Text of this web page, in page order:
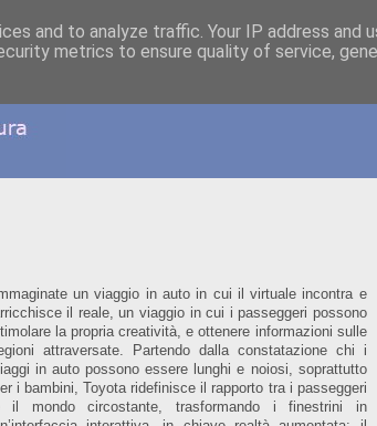
un viaggio in auto in cui il virtuale incontra e
il reale, un viaggio in cui i passeggeri possono
la propria creatività, e ottenere informazioni sulle
attraversate. Partendo dalla constatazione chi i
in auto possono essere lunghi e noiosi, soprattutto
i bambini, Toyota ridefinisce il rapporto tra i passeggeri
il mondo circostante, trasformando i finestrini in
and to analyze traffic. Your IP address and
metrics to ensure quality of service,